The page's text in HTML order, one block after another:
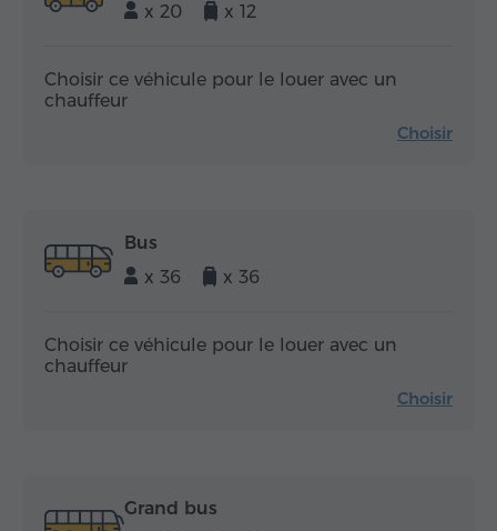
x 20
x 12
Choisir ce véhicule pour le louer avec un
chauffeur
Choisir
Bus
x 36
x 36
Choisir ce véhicule pour le louer avec un
chauffeur
Choisir
Grand bus